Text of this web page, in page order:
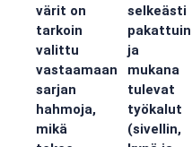
värit on
tarkoin
valittu
vastaamaan
sarjan
hahmoja,
mikä
selkeästi
ja
mukana
tulevat
työkalut
(sivellin,